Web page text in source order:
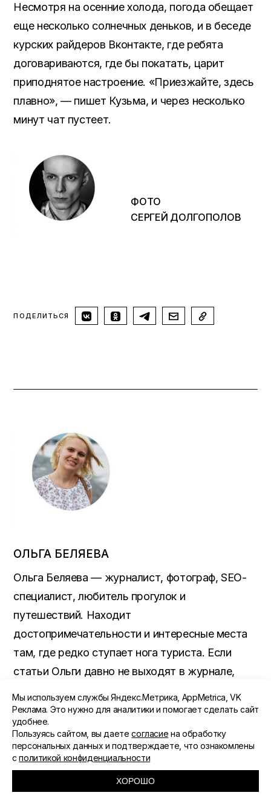
Несмотря на осенние холода, погода обещает
еще несколько солнечных деньков, и в беседе
курских райдеров Вконтакте, где ребята
договариваются, где бы покатать, царит
приподнятое настроение. «Приезжайте, здесь
плавно», — пишет Кузьма, и через несколько
минут чат пустеет.
ФОТО
СЕРГЕЙ ДОЛГОПОЛОВ
ПОДЕЛИТЬСЯ
ОЛЬГА БЕЛЯЕВА
Ольга Беляева — журналист, фотограф, SEO-
специалист, любитель прогулок и
путешествий. Находит
достопримечательности и интересные места
там, где редко ступает нога туриста. Если
статьи Ольги давно не выходят в журнале,
этого слова.
ТАКЖЕ БУДЕТ ИНТЕРЕСНО
Мы используем службы Яндекс.Метрика, AppMetrica, VK
Реклама. Это нужно для аналитики и помогает сделать сайт
удобнее.
Пользуясь сайтом, вы даетесогласие на обработку
персональных данных и подтверждаете, что ознакомлены
сполитикой конфиденциальности
ХОРОШО